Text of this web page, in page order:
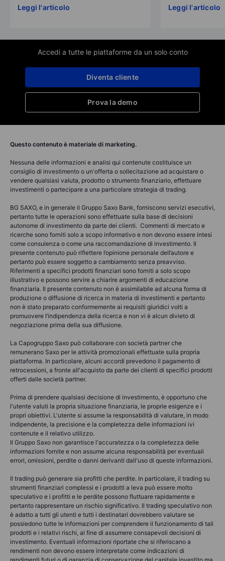
Leggi l'articolo
Leggi l'articolo
Accedi a tutte le piattaforme da un solo conto
Prova la demo
Diventa cliente
Questo contenuto è materiale di marketing.
Nessuna delle informazioni e analisi qui contenute costituisce un
consiglio di investimento o un'offerta o sollecitazione ad acquistare o
vendere qualsiasi valuta, prodotto o strumento finanziario, effettuare
investimenti o partecipare a una particolare strategia di trading.
BG SAXO, e in generale il Gruppo Saxo Bank, forniscono servizi esecutivi,
pertanto tutte le operazioni sono effettuate sulla base di decisioni
autonome di investimento da parte dei clienti. Commenti di mercato e
ricerche sono forniti solo a scopo informativo e non devono essere intesi
come consulenza o come una raccomandazione di investimento. Il
presente contenuto può riflettere l’opinione personale dell’autore e
pertanto può essere soggetto a cambiamento senza preavviso.
Riferimenti a specifici prodotti finanziari sono forniti a solo scopo
illustrativo e possono servire a chiarire argomenti di educazione
finanziaria. Il presente contenuto non è assimilabile ad alcuna forma di
produzione o diffusione di ricerca in materia di investimenti e pertanto
non è stato preparato conformemente ai requisiti giuridici volti a
promuovere l’indipendenza della ricerca e non vi è alcun divieto di
negoziazione prima della sua diffusione.
La Capogruppo Saxo può collaborare con società partner che
remunerano Saxo per le attività promozionali effettuate sulla propria
piattaforma. In particolare, alcuni accordi prevedono il pagamento di
retrocessioni, a fronte all'acquisto da parte dei clienti di specifici prodotti
offerti dalle società partner.
Prima di prendere qualsiasi decisione di investimento, è opportuno che
l'utente valuti la propria situazione finanziaria, le proprie esigenze e i
propri obiettivi. L'utente si assume la responsabilità di valutare, in modo
indipendente, la precisione e la completezza delle informazioni ivi
contenute e il relativo utilizzo.
Il Gruppo Saxo non garantisce l'accuratezza o la completezza delle
informazioni fornite e non assume alcuna responsabilità per eventuali
errori, omissioni, perdite o danni derivanti dall'uso di queste informazioni.
Il trading può generare sia profitti che perdite. In particolare, il trading su
strumenti finanziari complessi e i prodotti a leva può essere molto
speculativo e i profitti e le perdite possono fluttuare rapidamente e
pertanto rappresentare un rischio significativo. Il trading speculativo non
è adatto a tutti gli utenti e tutti i destinatari dovrebbero valutare se
possiedono tutte le informazioni per comprendere il funzionamento di tali
prodotti e i relativi rischi, al fine di assumere consapevoli decisioni di
investimento. Eventuali informazioni riportate che si riferiscano a
rendimenti non devono essere interpretate come indicazioni di